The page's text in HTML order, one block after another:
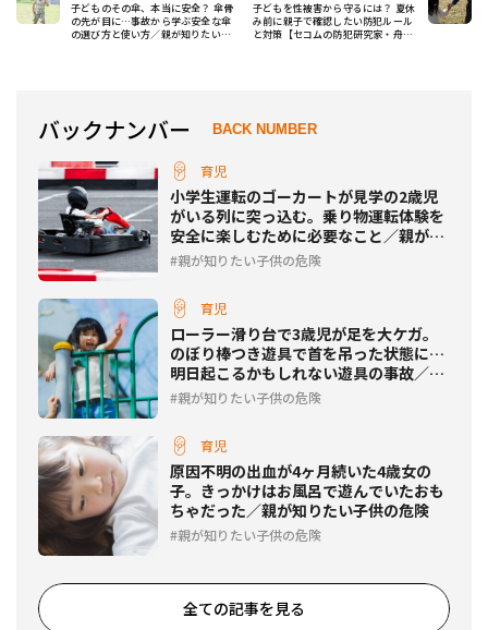
子どものその傘、本当に安全？ 傘骨
の先が目に…事故から学ぶ安全な傘
の選び方と使い方／親が知りたい子
子どもを性被害から守るには？ 夏休
み前に親子で確認したい防犯ルール
と対策【セコムの防犯研究家・舟生
バックナンバー BACK NUMBER
育児
小学生運転のゴーカートが見学の2歳児
がいる列に突っ込む。乗り物運転体験を
安全に楽しむために必要なこと／親が知
りたい子供の危険
親が知りたい子供の危険
育児
ローラー滑り台で3歳児が足を大ケガ。
のぼり棒つき遊具で首を吊った状態に…
明日起こるかもしれない遊具の事故／親
が知りたい子供の危険
親が知りたい子供の危険
育児
原因不明の出血が4ヶ月続いた4歳女の
子。きっかけはお風呂で遊んでいたおも
ちゃだった／親が知りたい子供の危険
親が知りたい子供の危険
全ての記事を見る